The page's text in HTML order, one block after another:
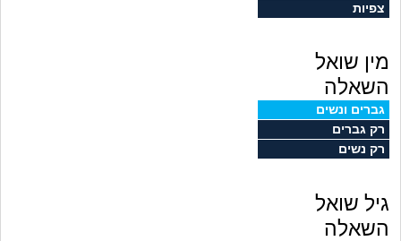
צפיות
מין שואל
השאלה
גברים ונשים
רק גברים
רק נשים
גיל שואל
השאלה